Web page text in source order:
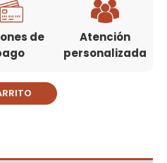
de
Atención
personalizada